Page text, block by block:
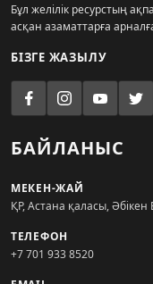
Бұл желілік ресурстың
асқан азаматтарға
БІЗГЕ ЖАЗЫЛУ
БАЙЛАНЫС
МЕКЕН-ЖАЙ
ҚР, Астана қаласы, Әбікен
ТЕЛЕФОН
+7 701 933 8520